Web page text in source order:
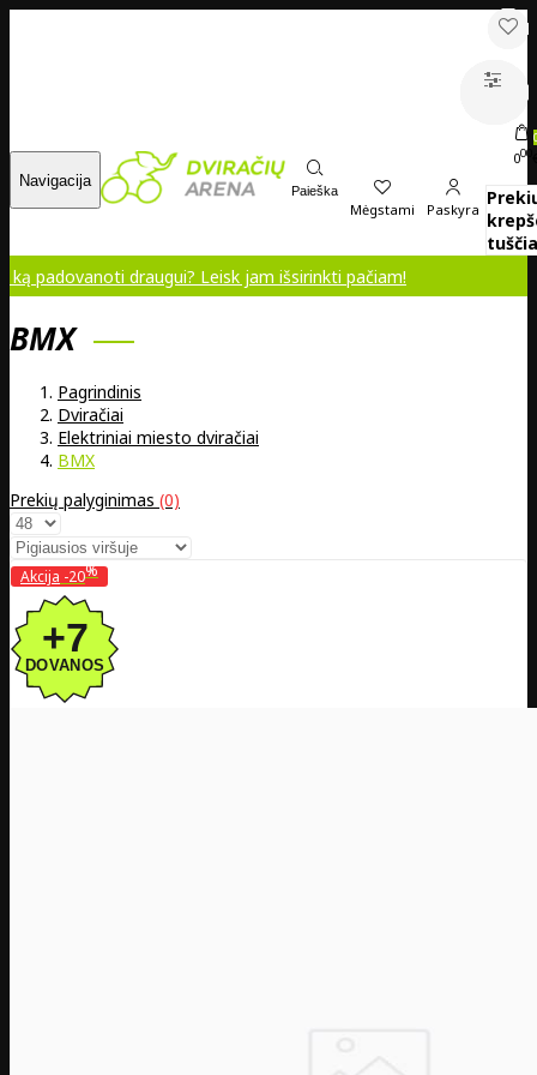
Navigacija
Paieška
Mėgstami Paskyra
000
draugui? Leisk jam išsirinkti pačiam!
BMX
Pagrindinis
Dviračiai
Elektriniai miesto dviračiai
BMX
Prekių palyginimas (0)
Akcija -20%